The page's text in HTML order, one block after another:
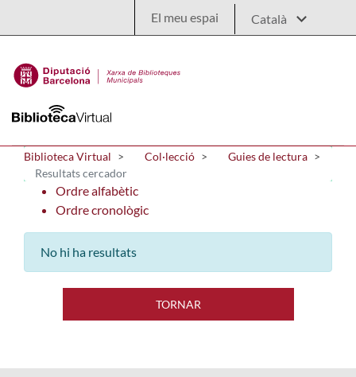
El meu espai
Biblioteca Virtual Col·lecció
Guies de lectura
Resultats cercador
Ordre alfabètic
Ordre cronològic
No hi ha resultats
TORNAR